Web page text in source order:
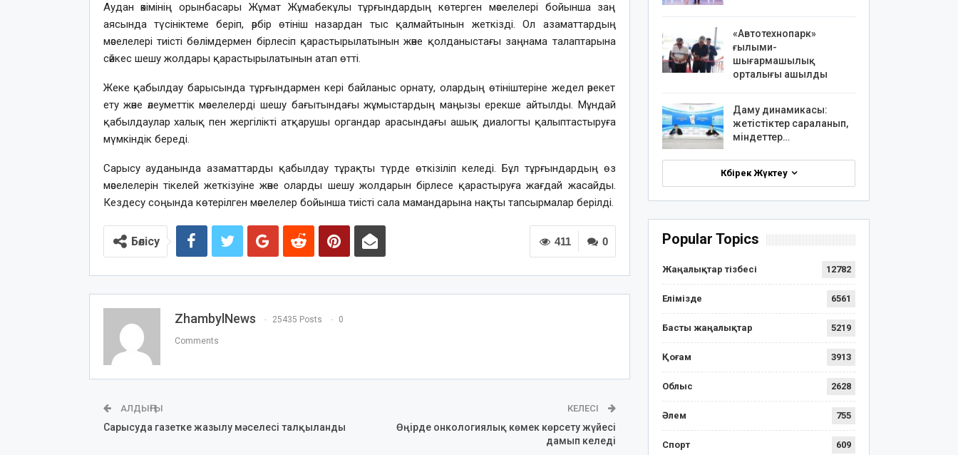
Аудан әкімінің орынбасары Жұмат Жұмабекұлы тұрғындардың көтерген мәселелері бойынша заң
аясында түсініктеме беріп, әрбір өтініш назардан тыс қалмайтынын жеткізді. Ол азаматтардың
мәселелері тиісті бөлімдермен бірлесіп қарастырылатынын және қолданыстағы заңнама талаптарына
сәйкес шешу жолдары қарастырылатынын атап өтті.
Жеке қабылдау барысында тұрғындармен кері байланыс орнату, олардың өтініштеріне жедел әрекет
ету және әлеуметтік мәселелерді шешу бағытындағы жұмыстардың маңызы ерекше айтылды. Мұндай
қабылдаулар халық пен жергілікті атқарушы органдар арасындағы ашық диалогты қалыптастыруға
мүмкіндік береді.
Сарысу ауданында азаматтарды қабылдау тұрақты түрде өткізіліп келеді. Бұл тұрғындардың өз
мәселелерін тікелей жеткізуіне және оларды шешу жолдарын бірлесе қарастыруға жағдай жасайды.
Кездесу соңында көтерілген мәселелер бойынша тиісті сала мамандарына нақты тапсырмалар берілді.
0
411
Бөлісу
ZhambylNews 25435 Posts 0
Comments
АЛДЫҢҒЫ
Сарысуда газетке жазылу мәселесі талқыланды
КЕЛЕСІ
Өңірде онкологиялық көмек көрсету жүйесі
дамып келеді
«Автотехнопарк»
ғылыми-
шығармашылық
орталығы ашылды
Даму динамикасы:
жетістіктер сараланып,
міндеттер…
Көбірек Жүктеу
Popular Topics
Жаңалықтар тізбесі 12782
Елімізде 6561
Басты жаңалықтар 5219
Қоғам 3913
Облыс 2628
Әлем 755
Спорт 609